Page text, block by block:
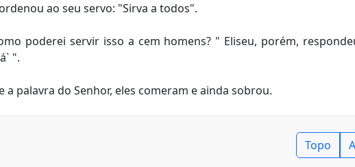
ao seu servo: "Sirva a todos".
poderei servir isso a cem homens? " Eliseu, porém,
".
palavra do Senhor, eles comeram e ainda sobrou.
Topo